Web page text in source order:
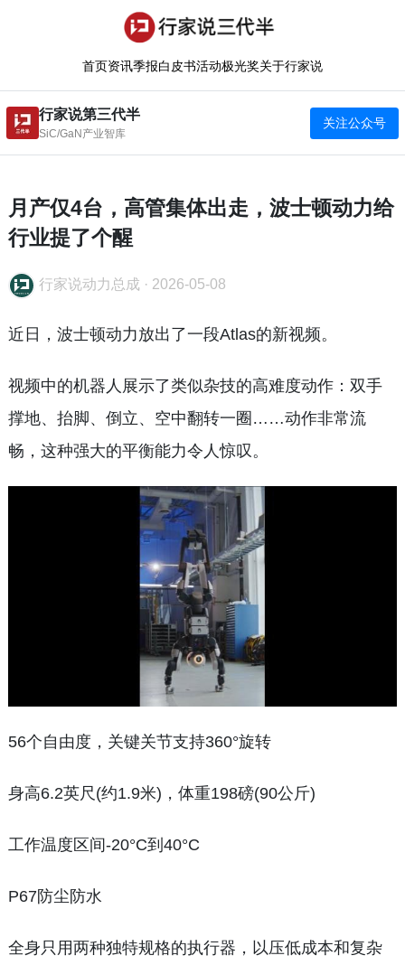
首页资讯季报白皮书活动极光奖关于行家说
行家说第三代半
SiC/GaN产业智库
关注公众号
月产仅4台，高管集体出走，波士顿动力给
行业提了个醒
行家说动力总成 · 2026-05-08
近日，波士顿动力放出了一段Atlas的新视频。
视频中的机器人展示了类似杂技的高难度动作：双手
撑地、抬脚、倒立、空中翻转一圈……动作非常流
畅，这种强大的平衡能力令人惊叹。
56个自由度，关键关节支持360°旋转
身高6.2英尺(约1.9米)，体重198磅(90公斤)
工作温度区间-20°C到40°C
P67防尘防水
全身只用两种独特规格的执行器，以压低成本和复杂